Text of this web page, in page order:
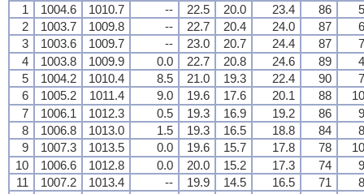
1
1004.6 1010.7 -- 22.5 20.0 23.4 86
2
1003.7 1009.8 -- 22.7 20.4 24.0 87
3
1003.6 1009.7 -- 23.0 20.7 24.4 87
4
1003.8 1009.9 0.0 22.7 20.8 24.6 89
5
1004.2 1010.4 8.5 21.0 19.3 22.4 90
6
1005.2 1011.4 9.0 19.6 17.6 20.1 88
7
1006.1 1012.3 0.5 19.3 16.9 19.2 86
8
1006.8 1013.0 1.5 19.3 16.5 18.8 84
9
1007.3 1013.5 0.0 19.6 15.7 17.8 78
10
1006.6 1012.8 0.0 20.0 15.2 17.3 74
11
1007.2 1013.4 -- 19.9 14.5 16.5 71
1
1004.6 1010.7 -- 22.5 20.0 23.4 86
2
1003.7 1009.8 -- 22.7 20.4 24.0 87
3
1003.6 1009.7 -- 23.0 20.7 24.4 87
4
1003.8 1009.9 0.0 22.7 20.8 24.6 89
5
1004.2 1010.4 8.5 21.0 19.3 22.4 90
6
1005.2 1011.4 9.0 19.6 17.6 20.1 88
7
1006.1 1012.3 0.5 19.3 16.9 19.2 86
8
1006.8 1013.0 1.5 19.3 16.5 18.8 84
9
1007.3 1013.5 0.0 19.6 15.7 17.8 78
10
1006.6 1012.8 0.0 20.0 15.2 17.3 74
11
1007.2 1013.4 -- 19.9 14.5 16.5 71
1
1004.6 1010.7 -- 22.5 20.0 23.4 86
2
1003.7 1009.8 -- 22.7 20.4 24.0 87
3
1003.6 1009.7 -- 23.0 20.7 24.4 87
4
1003.8 1009.9 0.0 22.7 20.8 24.6 89
5
1004.2 1010.4 8.5 21.0 19.3 22.4 90
6
1005.2 1011.4 9.0 19.6 17.6 20.1 88
7
1006.1 1012.3 0.5 19.3 16.9 19.2 86
8
1006.8 1013.0 1.5 19.3 16.5 18.8 84
9
1007.3 1013.5 0.0 19.6 15.7 17.8 78
10
1006.6 1012.8 0.0 20.0 15.2 17.3 74
11
1007.2 1013.4 -- 19.9 14.5 16.5 71
1
1004.6 1010.7 -- 22.5 20.0 23.4 86
2
1003.7 1009.8 -- 22.7 20.4 24.0 87
3
1003.6 1009.7 -- 23.0 20.7 24.4 87
4
1003.8 1009.9 0.0 22.7 20.8 24.6 89
5
1004.2 1010.4 8.5 21.0 19.3 22.4 90
6
1005.2 1011.4 9.0 19.6 17.6 20.1 88
7
1006.1 1012.3 0.5 19.3 16.9 19.2 86
8
1006.8 1013.0 1.5 19.3 16.5 18.8 84
9
1007.3 1013.5 0.0 19.6 15.7 17.8 78
10
1006.6 1012.8 0.0 20.0 15.2 17.3 74
11
1007.2 1013.4 -- 19.9 14.5 16.5 71